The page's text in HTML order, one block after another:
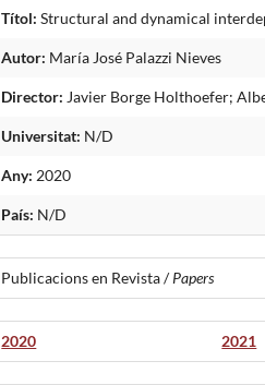
Títol: Structural and dynamical
Autor: María José Palazzi Nieves
Director: Javier Borge Holthoefer;
Universitat: N/D
Any: 2020
País: N/D
Publicacions en Revista /Papers
2020 2021